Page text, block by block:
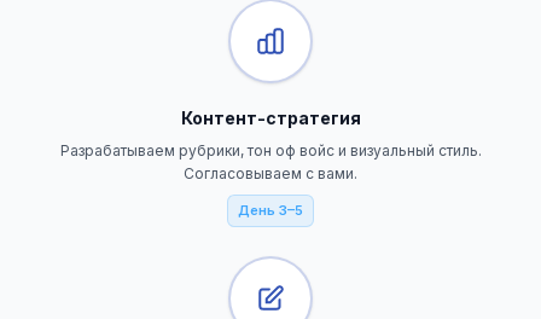
Контент-стратегия
Разрабатываем рубрики, тон оф войс и визуальный стиль.
Согласовываем с вами.
День 3–5